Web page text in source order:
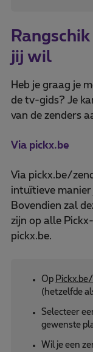
jij wil
Heb je graag je
de tv-gids? Je
van de zenders
Via pickx.be
Via pickx.be/
intuïtieve manier
Bovendien zal
zijn op alle
pickx.be.
Op
(hetzelfde
Selecteer
gewenste
Wil je een